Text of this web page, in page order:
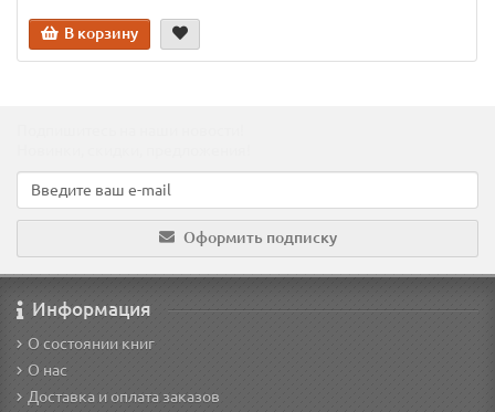
В корзину
Оформить подписку
Информация
О состоянии книг
О нас
Доставка и оплата заказов